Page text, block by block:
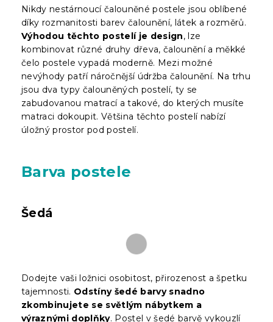
Nikdy nestárnoucí čalouněné postele jsou oblíbené
díky rozmanitosti barev čalounění, látek a rozměrů.
Výhodou těchto postelí je design, lze
kombinovat různé druhy dřeva, čalounění a měkké
čelo postele vypadá moderně. Mezi možné
nevýhody patří náročnější údržba čalounění. Na trhu
jsou dva typy čalouněných postelí, ty se
zabudovanou matrací a takové, do kterých musíte
matraci dokoupit. Většina těchto postelí nabízí
úložný prostor pod postelí.
Barva postele
Šedá
Dodejte vaši ložnici osobitost, přirozenost a špetku
tajemnosti. Odstíny šedé barvy snadno
zkombinujete se světlým nábytkem a
výraznými doplňky. Postel v šedé barvě vykouzlí